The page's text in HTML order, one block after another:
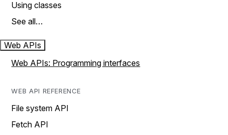
Using classes
See all…
Web APIs
Web APIs: Programming interfaces
WEB API REFERENCE
File system API
Fetch API